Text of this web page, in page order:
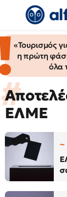
«Τουρισμός
η πρώτη
όλα
ΕΛΜΕ